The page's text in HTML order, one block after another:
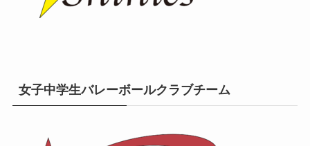
女子中学生バレーボールクラブチーム